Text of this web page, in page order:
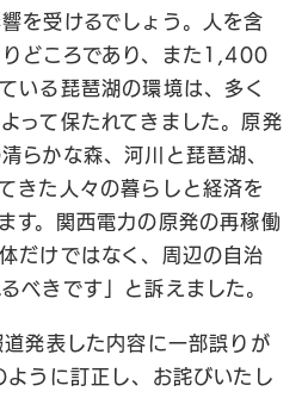
を受けるでしょう。人を含
どころであり、また1,400
いる琵琶湖の環境は、多く
って保たれてきました。原発
らかな森、河川と琵琶湖、
きた人々の暮らしと経済を
す。関西電力の原発の再稼働
だけではなく、周辺の自治
べきです」と訴えました。
発表した内容に一部誤りが
ように訂正し、お詫びいたし